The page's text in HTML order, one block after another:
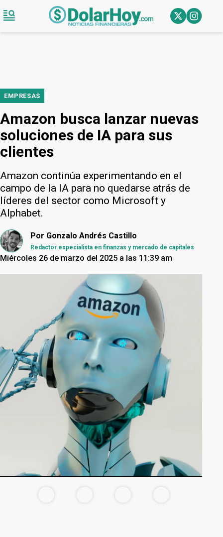
EMPRESAS
Amazon busca lanzar nuevas
soluciones de IA para sus
clientes
Amazon continúa experimentando en el
campo de la IA para no quedarse atrás de
líderes del sector como Microsoft y
Alphabet.
Por Gonzalo Andrés Castillo
Redactor especialista en finanzas y mercado de capitales
Miércoles 26 de marzo del 2025 a las 11:39 am